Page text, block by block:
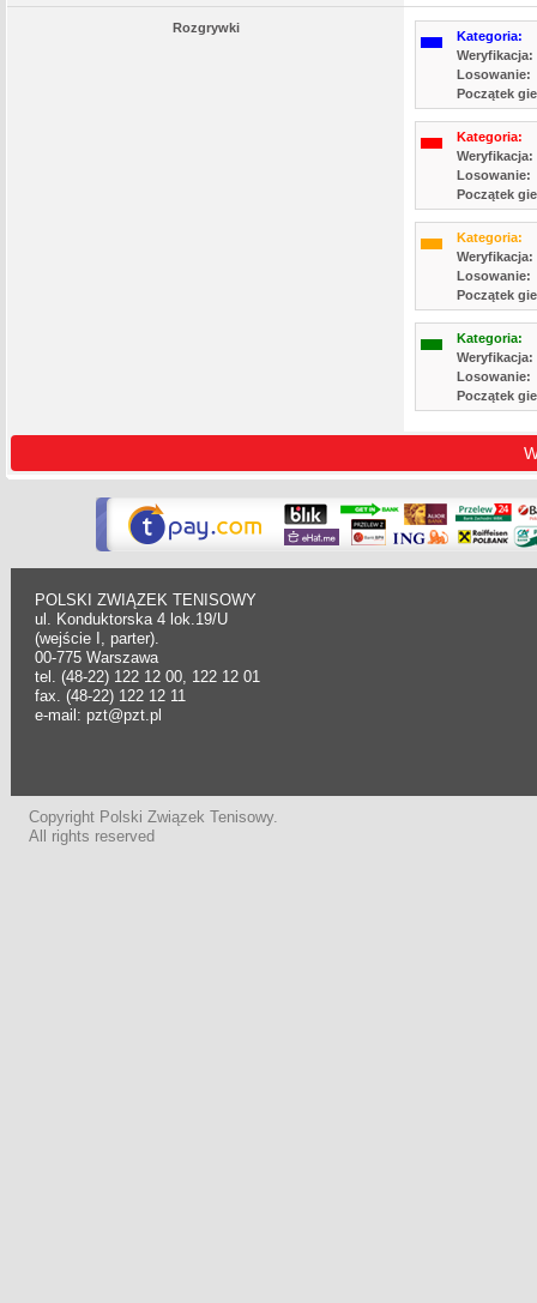
Rozgrywki
Kategoria:
Weryfikacja:
Losowanie:
Początek
Kategoria:
Weryfikacja:
Losowanie:
Początek
Kategoria:
Weryfikacja:
Losowanie:
Początek
Kategoria:
Weryfikacja:
Losowanie:
Początek
POLSKI ZWIĄZEK TENISOWY
ul. Konduktorska 4 lok.19/U
(wejście I, parter).
00-775 Warszawa
tel. (48-22) 122 12 00, 122 12 01
fax. (48-22) 122 12 11
e-mail: pzt@pzt.pl
Copyright Polski Związek Tenisowy.
All rights reserved